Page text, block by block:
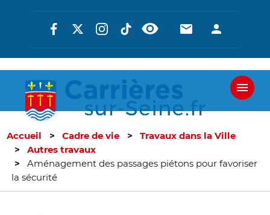
Aller
au
contenu
Réseaux
En-
-
En-
-
Accueil Cadre de vie
Travaux dans la Ville
Autres travaux
Aménagement des passages piétons pour favoriser
la sécurité